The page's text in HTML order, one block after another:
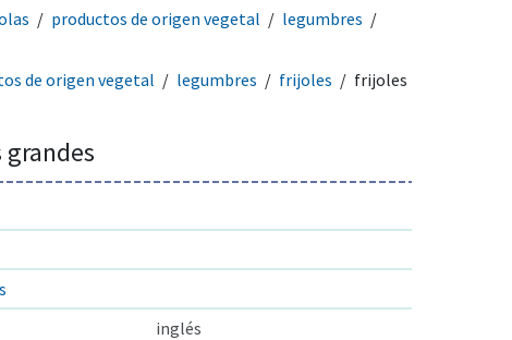
productos de origen vegetal
legumbres
de origen vegetal legumbres frijoles
frijoles
inglés